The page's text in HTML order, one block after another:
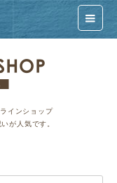
インショップ
が人気です。